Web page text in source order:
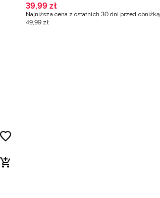
39,99 zł
Najniższa cena z ostatnich 30 dni przed obniżką
49,99 zł